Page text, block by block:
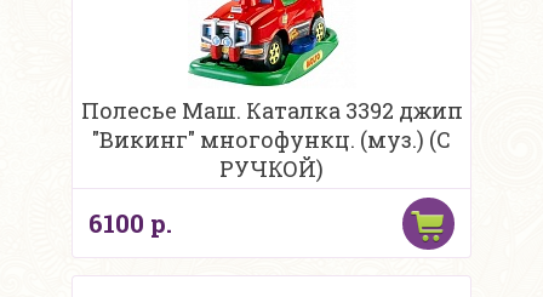
Полесье Маш. Каталка 3392 джип
"Викинг" многофункц. (муз.) (С
РУЧКОЙ)
6100 р.